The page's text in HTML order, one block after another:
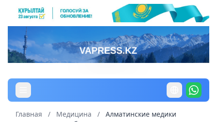
Главная / Медицина /
Алматинские медики